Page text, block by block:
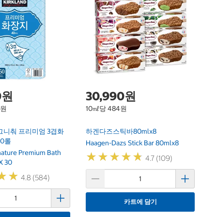
니춰 프리미엄 3겹화
롤
Premium Bath
30
★
★ 4.8 (584)
30,990원
10㎖당 484원
하겐다즈스틱바80mlx8
Haagen-Dazs Stick Bar 80mlx8
★★★★★
★★★★★ 4.7 (109)
카트에 담기